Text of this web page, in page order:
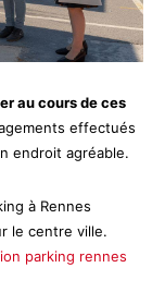
au cours de ces
effectués
endroit agréable.
à Rennes
le centre ville.
parking rennes